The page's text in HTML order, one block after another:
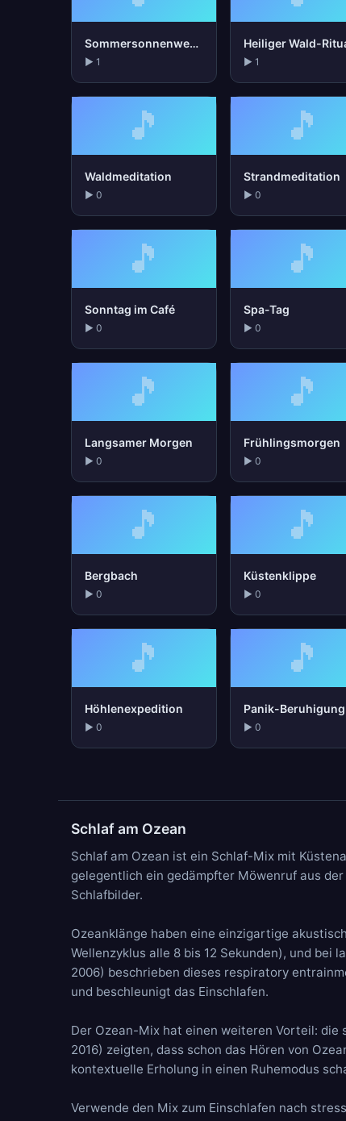
Sommersonnenwende
▶ 1
Heiliger Wald-
▶ 1
🎵
Waldmeditation
▶ 0
🎵
Strandmeditation
▶ 0
🎵
Sonntag im Café
▶ 0
🎵
Spa-Tag
▶ 0
🎵
Langsamer Morgen
▶ 0
🎵
Frühlingsmorgen
▶ 0
🎵
Bergbach
▶ 0
🎵
Küstenklippe
▶ 0
🎵
Höhlenexpedition
▶ 0
🎵
Panik-Beruhigung
▶ 0
Schlaf am Ozean
Schlaf am Ozean ist ein Schlaf-Mix mit
gelegentlich ein gedämpfter Möwenruf aus
Schlafbilder.
Ozeanklänge haben eine einzigartige
Wellenzyklus alle 8 bis 12 Sekunden), und bei
2006) beschrieben dieses respiratory
und beschleunigt das Einschlafen.
Der Ozean-Mix hat einen weiteren Vorteil: die
2016) zeigten, dass schon das Hören von
kontextuelle Erholung in einen Ruhemodus
Verwende den Mix zum Einschlafen nach